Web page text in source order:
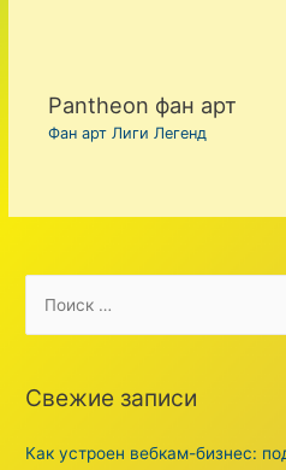
Pantheon фан арт
Фан арт Лиги Легенд
r
h
Свежие записи
Как устроен вебкам-бизнес: